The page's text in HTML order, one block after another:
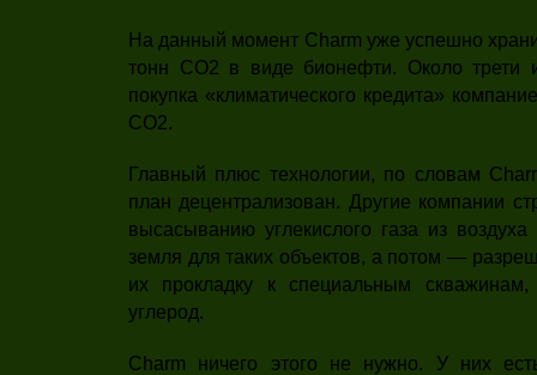
На данный момент Charm уже успешно
тонн CO2 в виде бионефти. Около трети
покупка «климатического кредита»
CO2.
Главный плюс технологии, по словам
план децентрализован. Другие компании
высасыванию углекислого газа из
земля для таких объектов, а потом —
их прокладку к специальным
углерод.
Charm ничего этого не нужно. У них